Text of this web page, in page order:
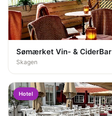
Sømærket Vin- & CiderBar
Skagen
Hotel